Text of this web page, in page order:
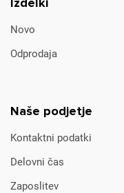
Novo
Odprodaja
Naše podjetje
Kontaktni podatki
Delovni čas
Zaposlitev